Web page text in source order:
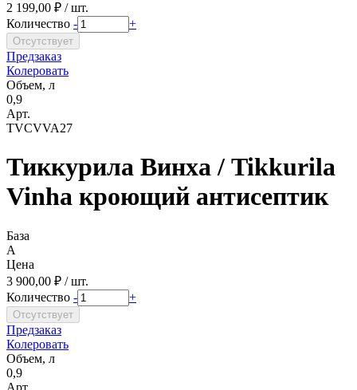
2 199,00 ₽ / шт.
Количество - +
Предзаказ
Колеровать
Объем, л
0,9
Арт.
TVCVVA27
Тиккурила Винха / Tikkurila
Vinha кроющий антисептик
База
A
Цена
3 900,00 ₽ / шт.
Количество - +
Предзаказ
Колеровать
Объем, л
0,9
Арт.